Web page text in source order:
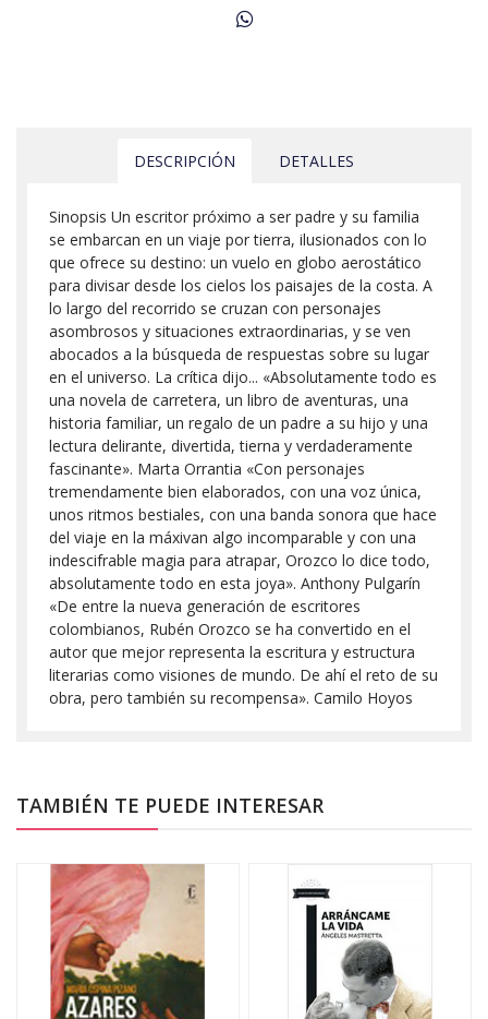
DESCRIPCIÓN DETALLES
Sinopsis Un escritor próximo a ser padre y su familia
se embarcan en un viaje por tierra, ilusionados con lo
que ofrece su destino: un vuelo en globo aerostático
para divisar desde los cielos los paisajes de la costa. A
lo largo del recorrido se cruzan con personajes
asombrosos y situaciones extraordinarias, y se ven
abocados a la búsqueda de respuestas sobre su lugar
en el universo. La crítica dijo... «Absolutamente todo es
una novela de carretera, un libro de aventuras, una
historia familiar, un regalo de un padre a su hijo y una
lectura delirante, divertida, tierna y verdaderamente
fascinante». Marta Orrantia «Con personajes
tremendamente bien elaborados, con una voz única,
unos ritmos bestiales, con una banda sonora que hace
del viaje en la máxivan algo incomparable y con una
indescifrable magia para atrapar, Orozco lo dice todo,
absolutamente todo en esta joya». Anthony Pulgarín
«De entre la nueva generación de escritores
colombianos, Rubén Orozco se ha convertido en el
autor que mejor representa la escritura y estructura
literarias como visiones de mundo. De ahí el reto de su
obra, pero también su recompensa». Camilo Hoyos
TAMBIÉN TE PUEDE INTERESAR